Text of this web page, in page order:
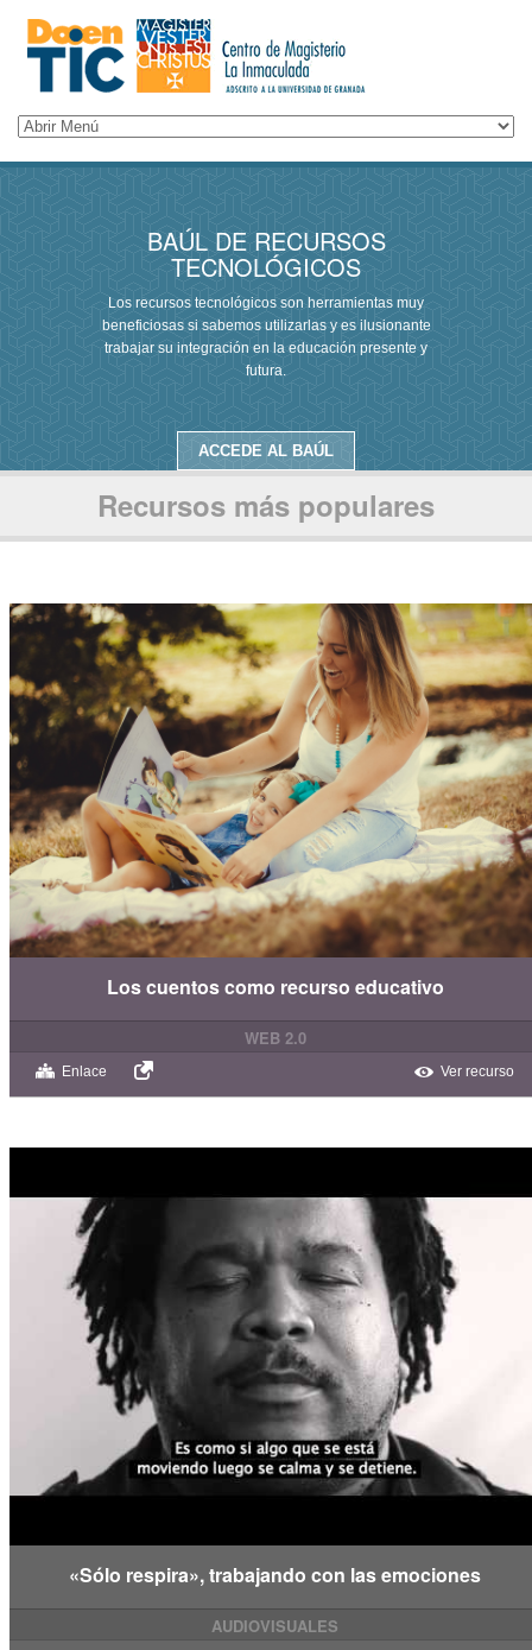
BAÚL DE RECURSOS
TECNOLÓGICOS
Los recursos tecnológicos son herramientas muy
beneficiosas si sabemos utilizarlas y es ilusionante
trabajar su integración en la educación presente y
futura.
ACCEDE AL BAÚL
Recursos más populares
Los cuentos como recurso educativo
WEB 2.0
Enlace Ver recurso
«Sólo respira», trabajando con las emociones
AUDIOVISUALES